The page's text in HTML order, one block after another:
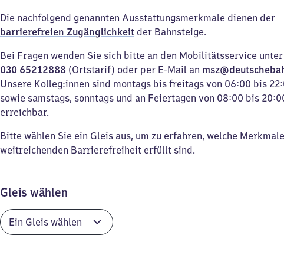
Die nachfolgend genannten Ausstattungsmerkmale dienen der
barrierefreien Zugänglichkeit der Bahnsteige.
Bei Fragen wenden Sie sich bitte an den Mobilitätsservice unter
030 65212888 (Ortstarif) oder per E-Mail an
Unsere Kolleg:innen sind montags bis freitags von 06:00 bis
sowie samstags, sonntags und an Feiertagen von 08:00 bis
erreichbar.
Bitte wählen Sie ein Gleis aus, um zu erfahren, welche
weitreichenden Barrierefreiheit erfüllt sind.
Gleis wählen